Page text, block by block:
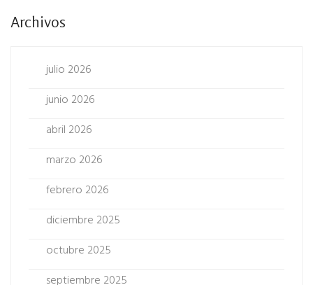
Archivos
julio 2026
junio 2026
abril 2026
marzo 2026
febrero 2026
diciembre 2025
octubre 2025
septiembre 2025